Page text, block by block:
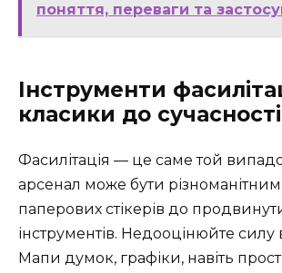
поняття, переваги та
Інструменти
класики до сучасності
Фасилітація — це саме той
арсенал може бути
паперових стікерів до
інструментів. Недооцінюйте силу
Мапи думок, графіки, навіть